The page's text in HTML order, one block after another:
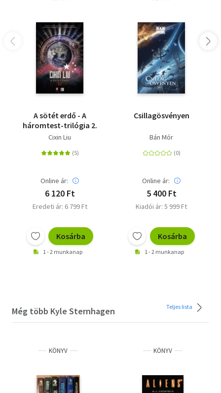
A sötét erdő - A
háromtest-trilógia 2.
Cixin Liu
Online ár:
6 120 Ft
Eredeti ár: 6 799 Ft
Kosárba
1 - 2 munkanap
Csillagösvényen
Bán Mór
Online ár:
5 400 Ft
Kiadói ár: 5 999 Ft
Kosárba
1 - 2 munkanap
Még több Kyle Sternhagen Teljes lista
KÖNYV KÖNYV